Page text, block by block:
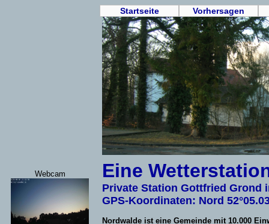
Webcam
Startseite Vorhersagen
Eine
Private Station Gottfried Grond
GPS-Koordinaten: Nord
Nordwalde ist eine Gemeinde mit 10.000